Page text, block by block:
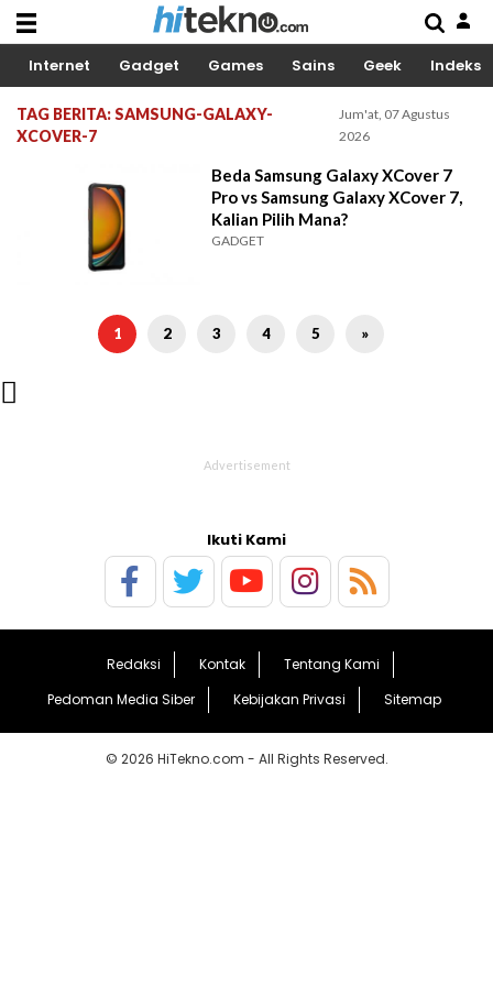
Internet Gadget Games Sains Geek Indeks
TAG BERITA: SAMSUNG-GALAXY-
XCOVER-7
Jum'at, 07 Agustus
2026
Beda Samsung Galaxy XCover 7
Pro vs Samsung Galaxy XCover 7,
Kalian Pilih Mana?
GADGET
1 2 3 4 5 »

Ikuti Kami
Redaksi Kontak
Tentang Kami
Pedoman Media Siber
Kebijakan Privasi Sitemap
© 2026 HiTekno.com - All Rights Reserved.